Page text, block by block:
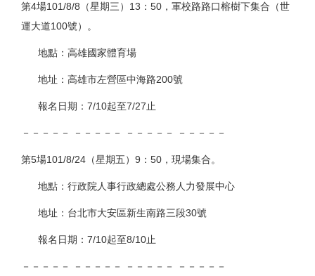
第4場101/8/8（星期三）13：50，軍校路路口榕樹下集合（世
運大道100號）。
地點：高雄國家體育場
地址：高雄市左營區中海路200號
報名日期：7/10起至7/27止
－－－－－ －－－－－ －－－－－ －－－－－
第5場101/8/24（星期五）9：50，現場集合。
地點：行政院人事行政總處公務人力發展中心
地址：台北市大安區新生南路三段30號
報名日期：7/10起至8/10止
－－－－－ －－－－－ －－－－－ －－－－－